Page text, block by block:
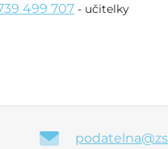
499 707 - učitelky